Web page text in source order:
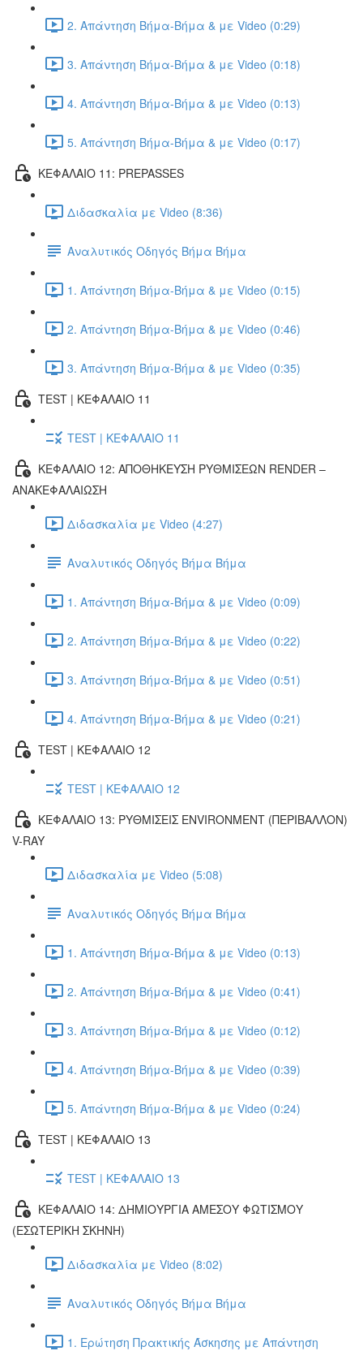
2. Απάντηση Βήμα-Βήμα & με Video (0:29)
3. Απάντηση Βήμα-Βήμα & με Video (0:18)
4. Απάντηση Βήμα-Βήμα & με Video (0:13)
5. Απάντηση Βήμα-Βήμα & με Video (0:17)
ΚΕΦΑΛΑΙΟ 11: PREPASSES
Διδασκαλία με Video (8:36)
Αναλυτικός Οδηγός Βήμα Βήμα
1. Απάντηση Βήμα-Βήμα & με Video (0:15)
2. Απάντηση Βήμα-Βήμα & με Video (0:46)
3. Απάντηση Βήμα-Βήμα & με Video (0:35)
TEST | ΚΕΦΑΛΑΙΟ 11
TEST | ΚΕΦΑΛΑΙΟ 11
ΚΕΦΑΛΑΙΟ 12: ΑΠΟΘΗΚΕΥΣΗ ΡΥΘΜΙΣΕΩΝ RENDER –
ΑΝΑΚΕΦΑΛΑΙΩΣΗ
Διδασκαλία με Video (4:27)
Αναλυτικός Οδηγός Βήμα Βήμα
1. Απάντηση Βήμα-Βήμα & με Video (0:09)
2. Απάντηση Βήμα-Βήμα & με Video (0:22)
3. Απάντηση Βήμα-Βήμα & με Video (0:51)
4. Απάντηση Βήμα-Βήμα & με Video (0:21)
TEST | ΚΕΦΑΛΑΙΟ 12
TEST | ΚΕΦΑΛΑΙΟ 12
ΚΕΦΑΛΑΙΟ 13: ΡΥΘΜΙΣΕΙΣ ENVIRONMENT (ΠΕΡΙΒΑΛΛΟΝ)
V-RAY
Διδασκαλία με Video (5:08)
Αναλυτικός Οδηγός Βήμα Βήμα
1. Απάντηση Βήμα-Βήμα & με Video (0:13)
2. Απάντηση Βήμα-Βήμα & με Video (0:41)
3. Απάντηση Βήμα-Βήμα & με Video (0:12)
4. Απάντηση Βήμα-Βήμα & με Video (0:39)
5. Απάντηση Βήμα-Βήμα & με Video (0:24)
TEST | ΚΕΦΑΛΑΙΟ 13
TEST | ΚΕΦΑΛΑΙΟ 13
ΚΕΦΑΛΑΙΟ 14: ΔΗΜΙΟΥΡΓΙΑ ΑΜΕΣΟΥ ΦΩΤΙΣΜΟΥ
(ΕΣΩΤΕΡΙΚΗ ΣΚΗΝΗ)
Διδασκαλία με Video (8:02)
Αναλυτικός Οδηγός Βήμα Βήμα
1. Ερώτηση Πρακτικής Άσκησης με Απάντηση